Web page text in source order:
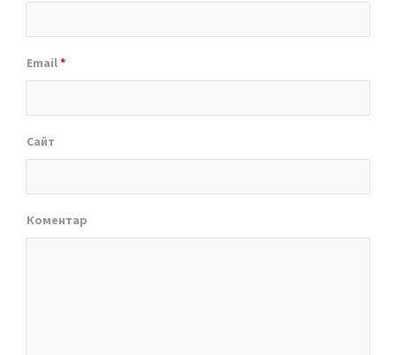
Email*
Сайт
Коментар